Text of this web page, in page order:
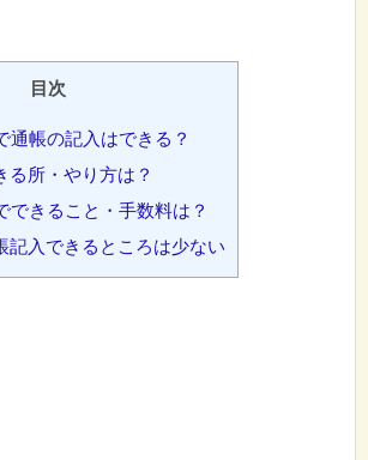
目次
通帳の記入はできる？
る所・やり方は？
できること・手数料は？
記入できるところは少ない